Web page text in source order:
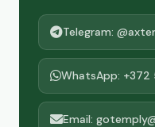
Telegram:
WhatsApp: +372
Email: